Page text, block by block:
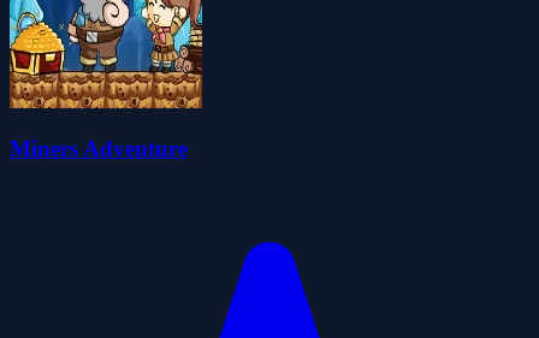
Miners Adventure